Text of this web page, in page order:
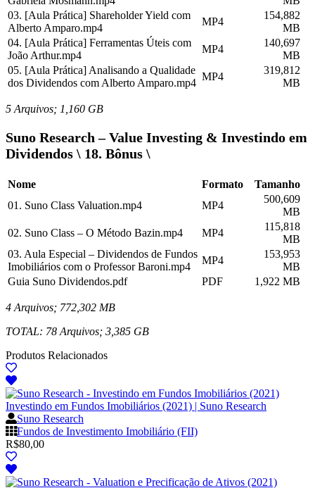
03. [Aula Prática] Shareholder Yield com
Alberto Amparo.mp4
MP4
154,882
MB
04. [Aula Prática] Ferramentas Úteis com
João Arthur.mp4
MP4
140,697
MB
05. [Aula Prática] Analisando a Qualidade
dos Dividendos com Alberto Amparo.mp4
MP4
319,812
MB
5 Arquivos; 1,160 GB
Suno Research – Value Investing & Investindo em
Dividendos \ 18. Bônus \
Nome Formato
Tamanho
01. Suno Class Valuation.mp4
MP4
500,609
MB
02. Suno Class – O Método Bazin.mp4
MP4
115,818
MB
03. Aula Especial – Dividendos de Fundos
Imobiliários com o Professor Baroni.mp4
MP4
153,953
MB
Guia Suno Dividendos.pdf
PDF 1,922 MB
4 Arquivos; 772,302 MB
TOTAL: 78 Arquivos; 3,385 GB
Produtos Relacionados
Investindo em Fundos Imobiliários (2021) | Suno Research
Suno Research
Fundos de Investimento Imobiliário (FII)
R$80,00